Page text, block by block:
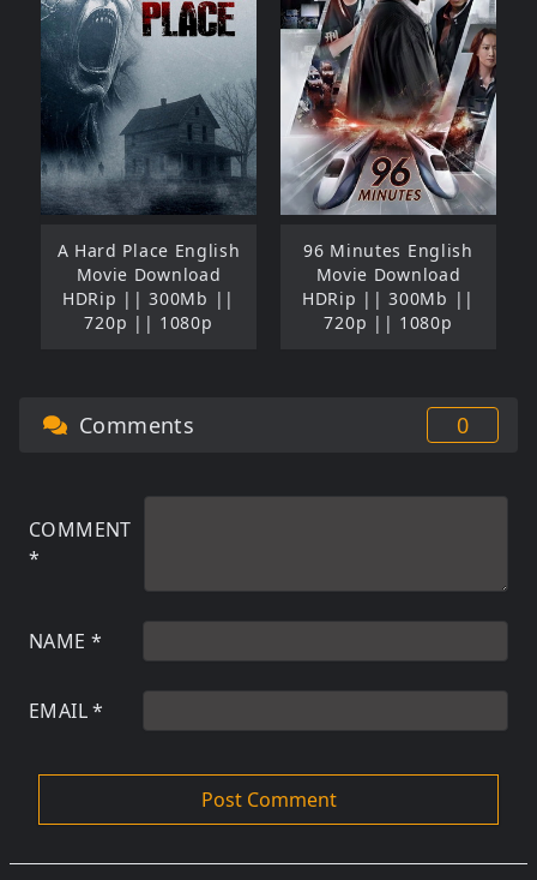
A Hard Place English
Movie Download
HDRip || 300Mb ||
720p || 1080p
96 Minutes English
Movie Download
HDRip || 300Mb ||
720p || 1080p
Comments 0
COMMENT
*
NAME *
EMAIL*